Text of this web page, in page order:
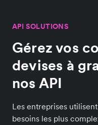
API SOLUTIONS
Gérez vos
devises à
nos API
Les entreprises
besoins les plus